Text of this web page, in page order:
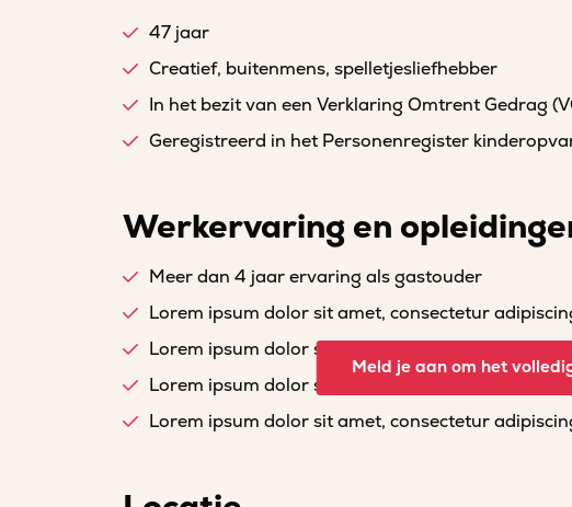
47 jaar
Creatief, buitenmens, spelletjesliefhebber
In het bezit van een Verklaring Omtrent Gedrag
Geregistreerd in het Personenregister
Werkervaring en
Meer dan 4 jaar ervaring als gastouder
Lorem ipsum dolor sit amet, consectetur
Lorem ipsum dolor sit amet, consectetur
Lorem ipsum dolor sit amet, consectetur
Lorem ipsum dolor sit amet, consectetur
Meld je aan om het